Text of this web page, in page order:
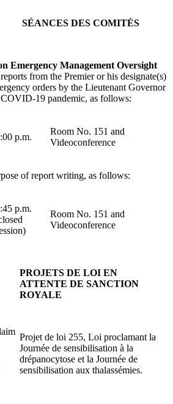
SÉANCES DES COMITÉS
Emergency Management Oversight
from the Premier or his designate(s)
orders by the Lieutenant Governor
19 pandemic, as follows:
p.m.
Room No. 151 and
Videoconference
of report writing, as follows:
p.m.
Room No. 151 and
Videoconference
PROJETS DE LOI EN
ATTENTE DE SANCTION
ROYALE
Projet de loi 255, Loi proclamant la
Journée de sensibilisation à la
drépanocytose et la Journée de
sensibilisation aux thalassémies.